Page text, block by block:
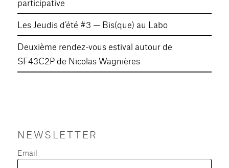
Les Jeudis d’été #3 — Bis(que) au Labo
Deuxième rendez-vous estival autour de
SF43C2P de Nicolas Wagnières
NEWSLETTER
Email